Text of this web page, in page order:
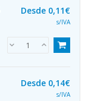
Desde 0,11€
s/IVA
Desde 0,14€
s/IVA